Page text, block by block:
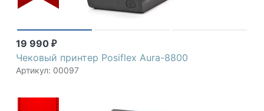
19 990 ₽
Чековый принтер Posiflex Aura-8800
Артикул: 00097